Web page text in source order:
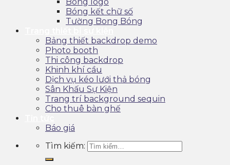
Bóng kết chữ số
Tường Bong Bóng
Bảng thiết backdrop demo
Photo booth
Thi công backdrop
Khinh khí cầu
Dịch vụ kéo lưới thả bóng
Sân Khấu Sự Kiện
Trang trí background sequin
Cho thuê bàn ghế
Báo giá
Tìm kiếm: